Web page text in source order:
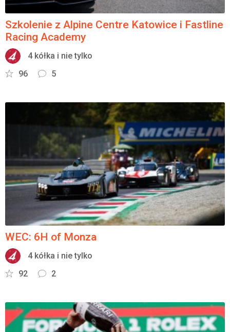
Szkolenie z Alpine Centre Katowice i Fastline
Racing Academy
4 kółka i nie tylko
96
5
WEC: 6H of Monza
4 kółka i nie tylko
92
2